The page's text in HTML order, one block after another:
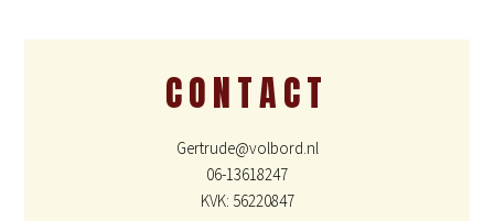
CONTACT
Gertrude@volbord.nl
06-13618247
KVK: 56220847